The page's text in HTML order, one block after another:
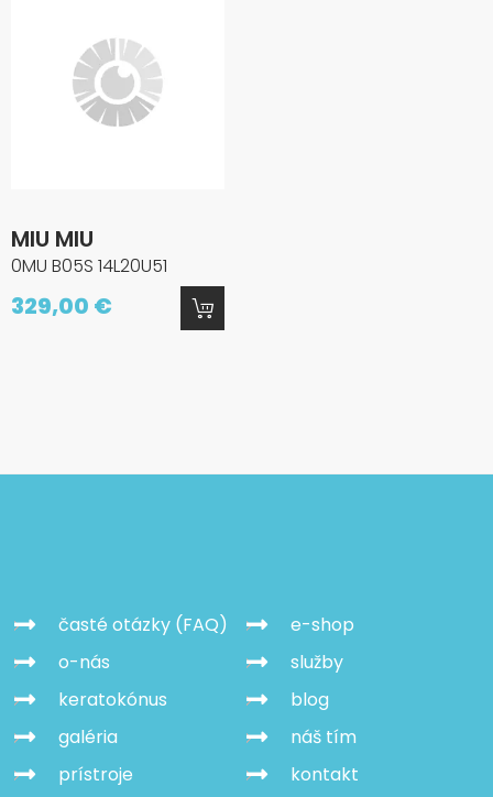
MIU MIU
0MU B05S 14L20U51
329,00 €
časté otázky (FAQ)
e-shop
o-nás
služby
keratokónus
blog
galéria
náš tím
prístroje
kontakt